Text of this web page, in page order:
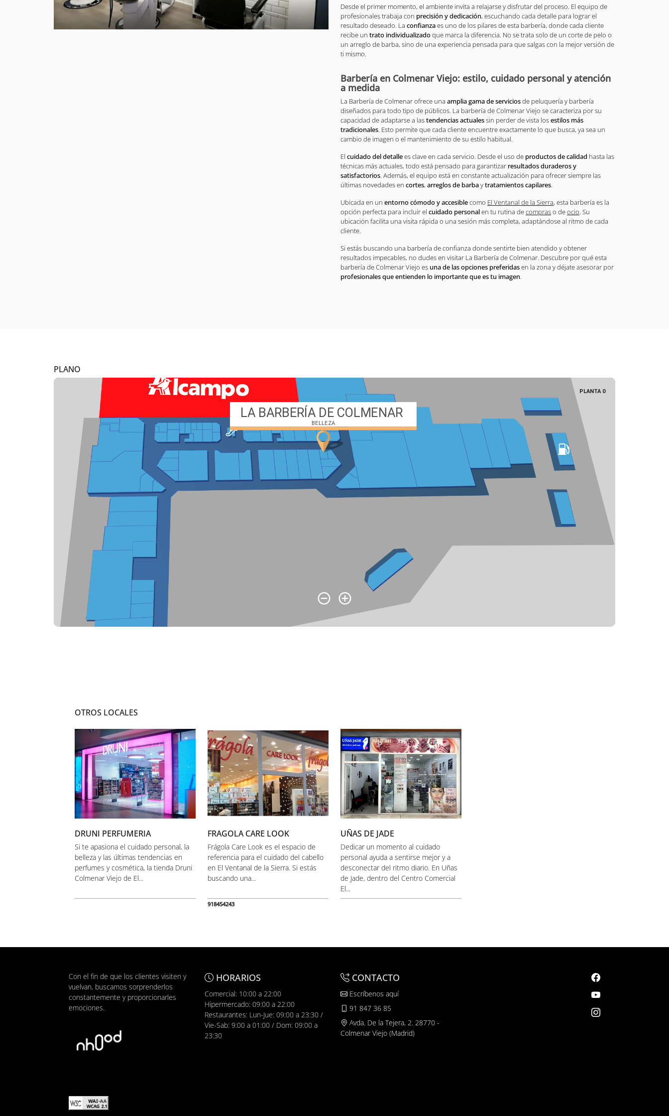
Desde el primer momento, el ambiente invita a relajarse y disfrutar del proceso. El equipo de
profesionales trabaja con precisión y dedicación, escuchando cada detalle para lograr el
resultado deseado. La confianzaes uno de los pilares de esta barbería, donde cada cliente
recibe un trato individualizadoque marca la diferencia. No se trata solo de un corte de pelo o
un arreglo de barba, sino de una experiencia pensada para que salgas con la mejor versión de
ti mismo.
Barbería en Colmenar Viejo: estilo, cuidado personal y atención
a medida
La Barbería de Colmenar ofrece una amplia gama de serviciosde peluquería y barbería
diseñados para todo tipo de públicos. La barbería de Colmenar Viejo se caracteriza por su
capacidad de adaptarse a lastendencias actualessin perder de vista losestilos más
tradicionales. Esto permite que cada cliente encuentre exactamente lo que busca, ya sea un
cambio de imagen o el mantenimiento de su estilo habitual.
El cuidado del detallees clave en cada servicio. Desde el uso de productos de calidad hasta las
técnicas más actuales, todo está pensado para garantizar resultados duraderos y
satisfactorios. Además, el equipo está en constante actualización para ofrecer siempre las
últimas novedades en cortes, arreglos de barbaytratamientos capilares.
Ubicada en un entorno cómodo y accesiblecomo El Ventanal de la Sierra, esta barbería es la
opción perfecta para incluir el cuidado personalen tu rutina decompraso deocio. Su
ubicación facilita una visita rápida o una sesión más completa, adaptándose al ritmo de cada
cliente.
Si estás buscando una barbería de confianza donde sentirte bien atendido y obtener
resultados impecables, no dudes en visitar La Barbería de Colmenar. Descubre por qué esta
barbería de Colmenar Viejo es una de las opciones preferidasen la zona y déjate asesorar por
profesionales que entienden lo importante que es tu imagen.
PLANO
OTROS LOCALES
DRUNI PERFUMERIA
Si te apasiona el cuidado personal, la
belleza y las últimas tendencias en
perfumes y cosmética, la tienda Druni
Colmenar Viejo de El...
FRAGOLA CARE LOOK
Frágola Care Look es el espacio de
referencia para el cuidado del cabello
en El Ventanal de la Sierra. Si estás
buscando una...
918454243
UÑAS DE JADE
Dedicar un momento al cuidado
personal ayuda a sentirse mejor y a
desconectar del ritmo diario. En Uñas
de Jade, dentro del Centro Comercial
El...
Con el fin de que los clientes visiten y
vuelvan, buscamos sorprenderlos
constantemente y proporcionarles
emociones.
HORARIOS
Comercial: 10:00 a 22:00
Hipermercado: 09:00 a 22:00
Restaurantes: Lun-Jue: 09:00 a 23:30 /
Vie-Sab: 9:00 a 01:00 / Dom: 09:00 a
23:30
CONTACTO
Escríbenos aquí
91 847 36 85
Avda. De la Tejera, 2. 28770 -
Colmenar Viejo (Madrid)